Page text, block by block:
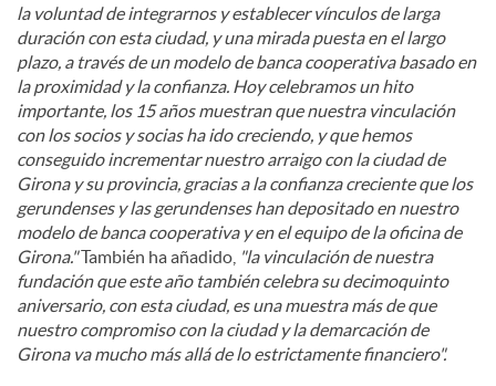
la voluntad de integrarnos y establecer vínculos de larga
duración con esta ciudad, y una mirada puesta en el largo
plazo, a través de un modelo de banca cooperativa basado en
la proximidad y la confianza. Hoy celebramos un hito
importante, los 15 años muestran que nuestra vinculación
con los socios y socias ha ido creciendo, y que hemos
conseguido incrementar nuestro arraigo con la ciudad de
Girona y su provincia, gracias a la confianza creciente que los
gerundenses y las gerundenses han depositado en nuestro
modelo de banca cooperativa y en el equipo de la oficina de
Girona."También ha añadido, "la vinculación de nuestra
fundación que este año también celebra su decimoquinto
aniversario, con esta ciudad, es una muestra más de que
nuestro compromiso con la ciudad y la demarcación de
Girona va mucho más allá de lo estrictamente financiero".